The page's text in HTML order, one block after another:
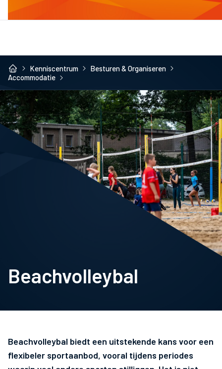
Kenniscentrum
Besturen & Organiseren
Accommodatie
Beachvolleybal
Beachvolleybal biedt een uitstekende kans voor een
flexibeler sportaanbod, vooral tijdens periodes